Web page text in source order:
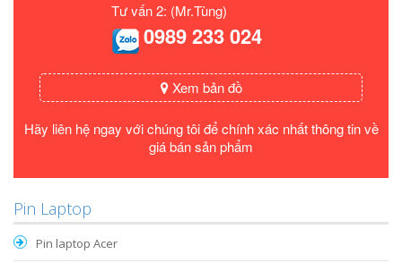
Tư vấn 2: (Mr.Tùng)
0989 233 024
Xem bản đồ
Hãy liên hệ ngay với chúng tôi để chính xác nhất thông tin về
giá bán sản phẩm
Pin Laptop
Pin laptop Acer